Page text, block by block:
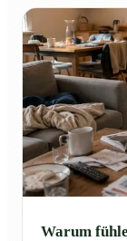
Warum